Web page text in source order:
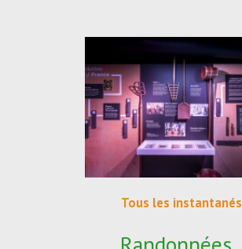
Tous les instantanés